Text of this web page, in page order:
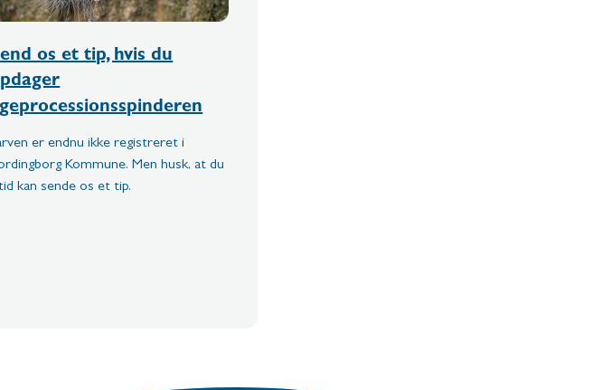
os et tip, hvis du
er endnu ikke registreret i
Kommune. Men husk, at du
kan sende os et tip.